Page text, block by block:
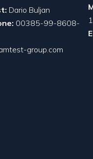
Dario Buljan
00385-99-8608-
group.com